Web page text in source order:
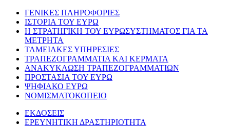
ΓΕΝΙΚΕΣ ΠΛΗΡΟΦΟΡΙΕΣ
ΙΣΤΟΡΙΑ ΤΟΥ ΕΥΡΩ
Η ΣΤΡΑΤΗΓΙΚΗ ΤΟΥ ΕΥΡΩΣΥΣΤΗΜΑΤΟΣ ΓΙΑ ΤΑ
ΜΕΤΡΗΤΑ
ΤΑΜΕΙΑΚΕΣ ΥΠΗΡΕΣΙΕΣ
ΤΡΑΠΕΖΟΓΡΑΜΜΑΤΙΑ ΚΑΙ ΚΕΡΜΑΤΑ
ΑΝΑΚΥΚΛΩΣΗ ΤΡΑΠΕΖΟΓΡΑΜΜΑΤΙΩΝ
ΠΡΟΣΤΑΣΙΑ ΤΟΥ ΕΥΡΩ
ΨΗΦΙΑΚΟ ΕΥΡΩ
ΝΟΜΙΣΜΑΤΟΚΟΠΕΙΟ
ΕΚΔΟΣΕΙΣ
ΕΡΕΥΝΗΤΙΚΗ ΔΡΑΣΤΗΡΙΟΤΗΤΑ